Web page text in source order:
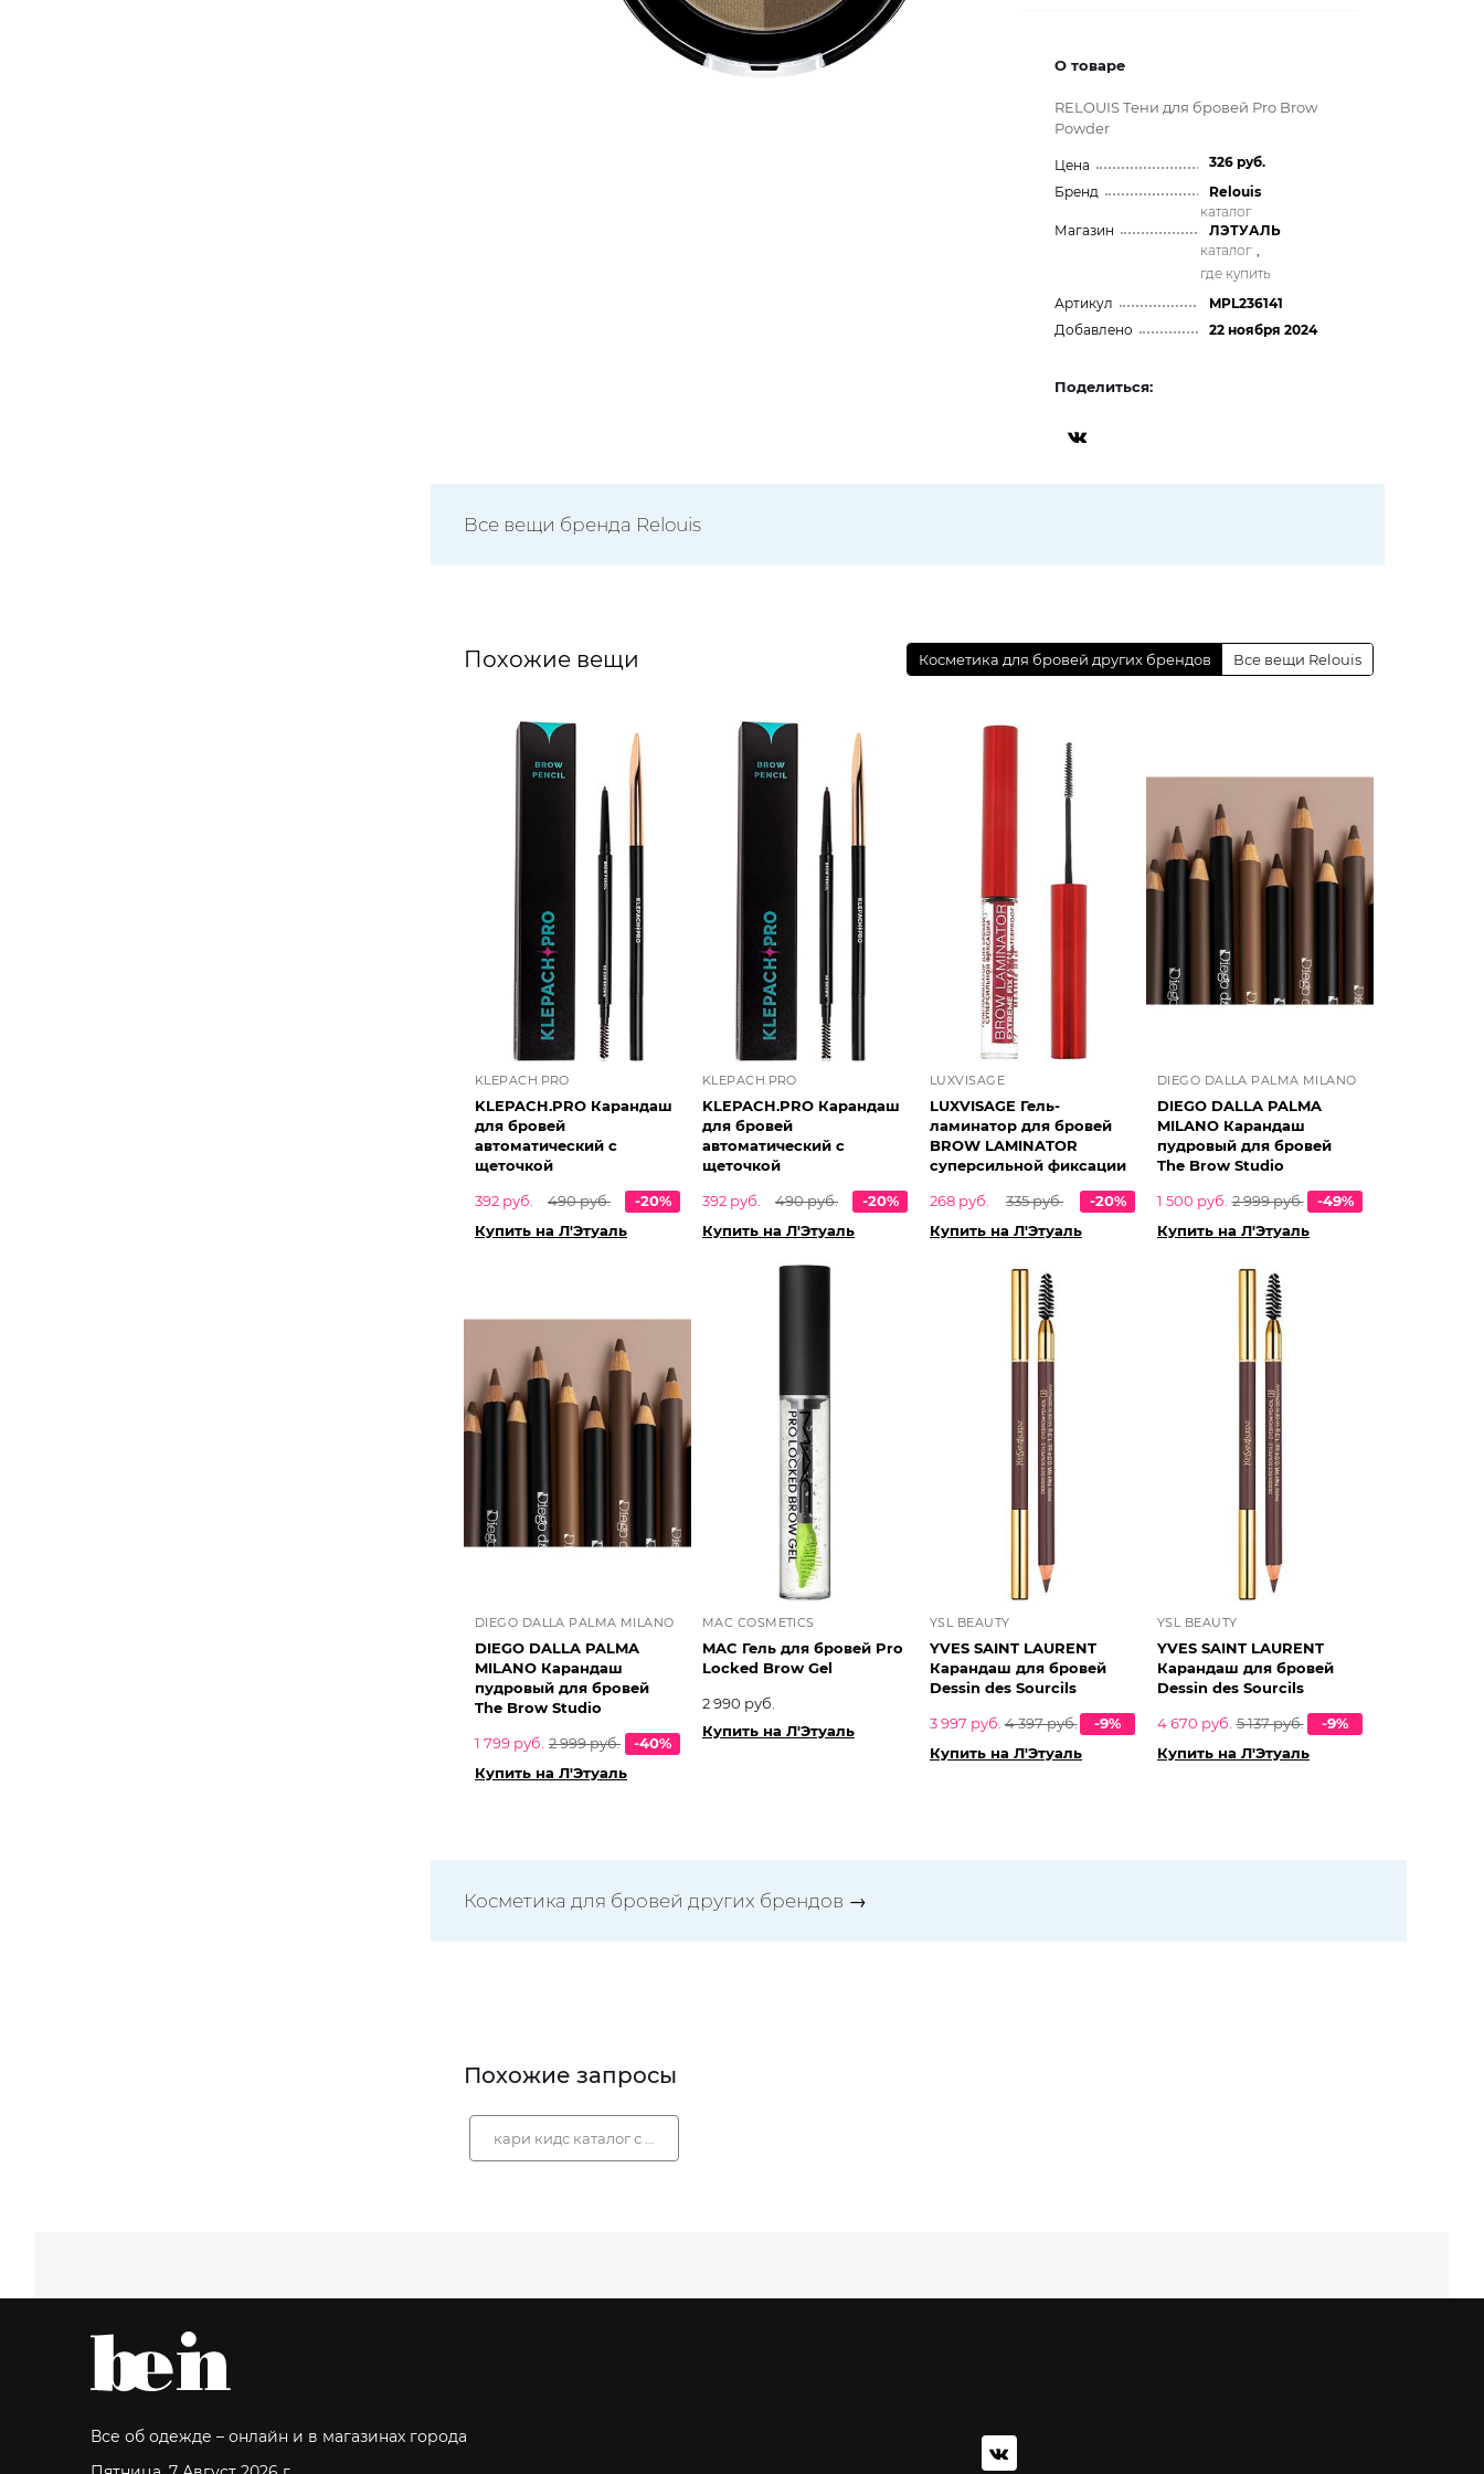
О товаре
RELOUIS Тени для бровей Pro Brow
Powder
Цена
326 руб.
Бренд
Relouis
каталог
Магазин
ЛЭТУАЛЬ
каталог ,
где купить
Артикул
MPL236141
Добавлено
22 ноября 2024
Поделиться:
Все вещи бренда Relouis
Похожие вещи Косметика для бровей других брендов Все вещи Relouis
KLEPACH.PRO
KLEPACH.PRO Карандаш
для бровей
автоматический с
щеточкой
392 руб.
490 руб.
-20%
Купить на Л'Этуаль
KLEPACH.PRO
KLEPACH.PRO Карандаш
для бровей
автоматический с
щеточкой
392 руб.
490 руб.
-20%
Купить на Л'Этуаль
LUXVISAGE
LUXVISAGE Гель-
ламинатор для бровей
BROW LAMINATOR
суперсильной фиксации
268 руб.
335 руб.
-20%
Купить на Л'Этуаль
DIEGO DALLA PALMA MILANO
DIEGO DALLA PALMA
MILANO Карандаш
пудровый для бровей
The Brow Studio
1 500 руб. 2 999 руб.
-49%
Купить на Л'Этуаль
DIEGO DALLA PALMA MILANO
DIEGO DALLA PALMA
MILANO Карандаш
пудровый для бровей
The Brow Studio
1 799 руб. 2 999 руб.
-40%
Купить на Л'Этуаль
MAC COSMETICS
MAC Гель для бровей Pro
Locked Brow Gel
2 990 руб.
Купить на Л'Этуаль
YSL BEAUTY
YVES SAINT LAURENT
Карандаш для бровей
Dessin des Sourcils
3 997 руб. 4 397 руб.
-9%
Купить на Л'Этуаль
YSL BEAUTY
YVES SAINT LAURENT
Карандаш для бровей
Dessin des Sourcils
4 670 руб. 5 137 руб.
-9%
Купить на Л'Этуаль
Косметика для бровей других брендов →
Похожие запросы
кари кидс каталог с ценами
Все об одежде – онлайн и в магазинах города